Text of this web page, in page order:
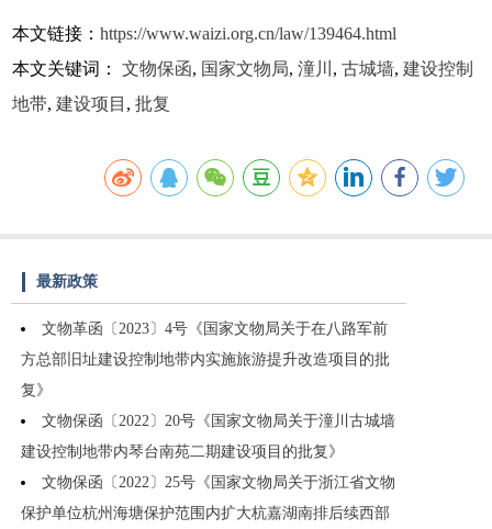
本文链接：https://www.waizi.org.cn/law/139464.html
本文关键词：文物保函, 国家文物局,潼川 ,古城墙,建设控制
地带,建设项目 ,批复
最新政策
文物革函〔2023〕4号《国家文物局关于在八路军前
方总部旧址建设控制地带内实施旅游提升改造项目的批
复》
文物保函〔2022〕20号《国家文物局关于潼川古城墙
建设控制地带内琴台南苑二期建设项目的批复》
文物保函〔2022〕25号《国家文物局关于浙江省文物
保护单位杭州海塘保护范围内扩大杭嘉湖南排后续西部